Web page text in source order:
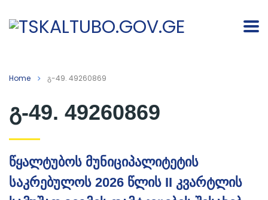
Home გ-49. 49260869
გ-49. 49260869
წყალტუბოს მუნიციპალიტეტის
საკრებულოს 2026 წლის II კვარტლის